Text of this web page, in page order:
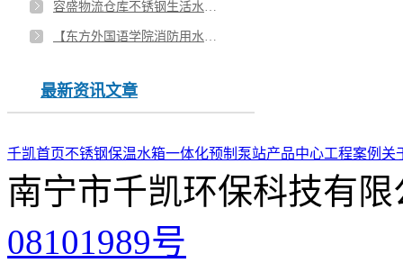
最新资讯文章
千凯首页不锈钢保温水箱一体化预制泵站产品中心工程案例 关
南宁市千凯环保科技有限
08101989号